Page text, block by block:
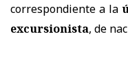
correspondiente a la
excursionista, de